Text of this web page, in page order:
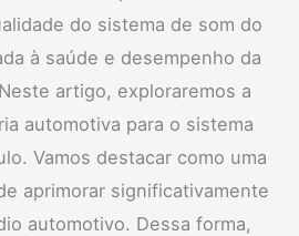
do sistema de som do
à saúde e desempenho da
artigo, exploraremos a
automotiva para o sistema
Vamos destacar como uma
aprimorar significativamente
automotivo. Dessa forma,